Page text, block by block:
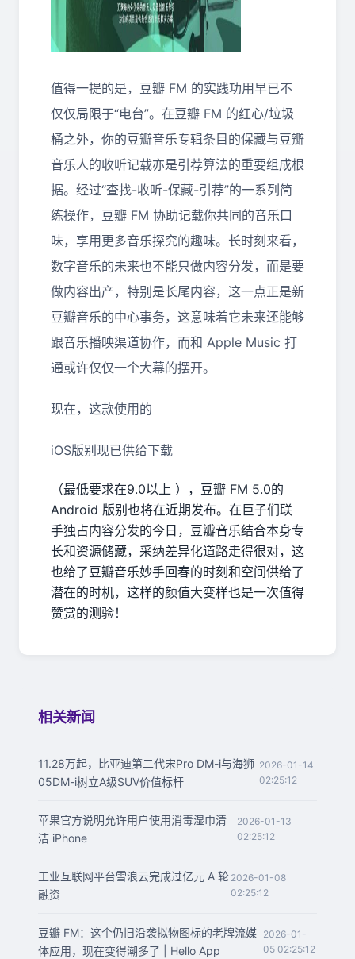
值得一提的是，豆瓣 FM 的实践功用早已不
仅仅局限于“电台”。在豆瓣 FM 的红心/垃圾
桶之外，你的豆瓣音乐专辑条目的保藏与豆瓣
音乐人的收听记载亦是引荐算法的重要组成根
据。经过“查找-收听-保藏-引荐”的一系列简
练操作，豆瓣 FM 协助记载你共同的音乐口
味，享用更多音乐探究的趣味。长时刻来看，
数字音乐的未来也不能只做内容分发，而是要
做内容出产，特别是长尾内容，这一点正是新
豆瓣音乐的中心事务，这意味着它未来还能够
跟音乐播映渠道协作，而和 Apple Music 打
通或许仅仅一个大幕的摆开。
现在，这款使用的
iOS版别现已供给下载
（最低要求在9.0以上 ），豆瓣 FM 5.0的
Android 版别也将在近期发布。在巨子们联
手独占内容分发的今日，豆瓣音乐结合本身专
长和资源储藏，采纳差异化道路走得很对，这
也给了豆瓣音乐妙手回春的时刻和空间供给了
潜在的时机，这样的颜值大变样也是一次值得
赞赏的测验！
相关新闻
11.28万起，比亚迪第二代宋Pro DM-i与海狮
05DM-i树立A级SUV价值标杆
2026-01-14
02:25:12
苹果官方说明允许用户使用消毒湿巾清
洁 iPhone
2026-01-13
02:25:12
工业互联网平台雪浪云完成过亿元 A 轮
融资
2026-01-08
02:25:12
豆瓣 FM：这个仍旧沿袭拟物图标的老牌流媒
体应用，现在变得潮多了 | Hello App
2026-01-
05 02:25:12